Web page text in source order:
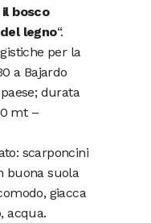
il bosco
legno“.
per la
a Bajardo
durata
mt –
scarponcini
buona suola
giacca
acqua.